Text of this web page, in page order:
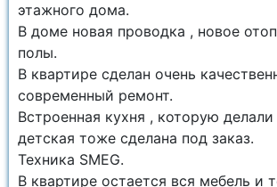
этажного дома.
В доме новая проводка , новое
полы.
В квартире сделан очень
современный ремонт.
Встроенная кухня , которую
детская тоже сделана под заказ.
Техника SMEG.
В квартире остается вся мебель и